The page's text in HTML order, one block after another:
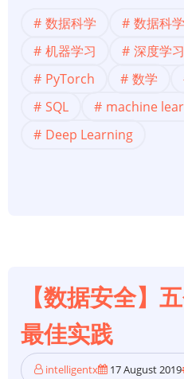
科
学】
据
DL、
Python、
R、
SQL、
数
数据科学 数据科
机器学习
深度学习
PyTorch
数学
SQL
machine
Deep Learning
【数据安全】
最佳实践
intelligentx 17 August 2019